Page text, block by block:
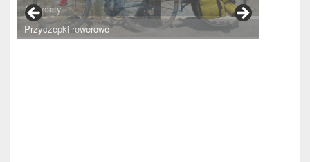
Przyczepki rowerowe
Alleycaty